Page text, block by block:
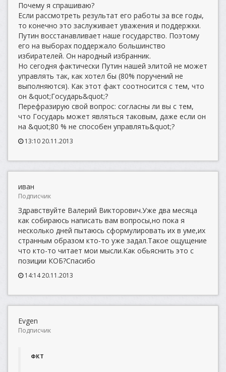
Почему я спрашиваю?
Если рассмотреть результат его работы за все годы,
то конечно это заслуживает уважения и поддержки.
Путин восстанавливает наше государство. Поэтому
его на выборах поддержало большинство
избирателей. Он народный избранник.
Но сегодня фактически Путин нашей элитой не может
управлять так, как хотел бы (80% поручений не
выполняются). Как этот факт соотносится с тем, что
он &quot;Государь&quot;?
Перефразирую свой вопрос: согласны ли вы с тем,
что Государь может являться таковым, даже если он
на &quot;80 % не способен управлять&quot;?
13:10 20.11.2013
иван
Подписчик
Здравствуйте Валерий Викторович.Уже два месяца
как собираюсь написать вам вопросы,но пока я
несколько дней пытаюсь сформулировать их в уме,их
странным образом кто-то уже задал.Такое ощущение
что кто-то читает мои мысли.Как обьяснить это с
позиции КОБ?Спасибо
14:14 20.11.2013
Evgen
Подписчик
ФКТ